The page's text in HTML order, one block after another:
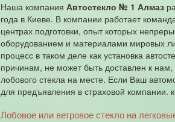
Наша компания Автостекло № 1 Алмаз
года в Киеве. В компании работает
центрах подготовки, опыт которых
оборудованием и материалами мировых
процесс в таком деле как установка
причинам, не может быть доставлен к
лобового стекла на месте. Если Ваш
для предъявления в страховой компании.
Лобовое или ветровое стекло на